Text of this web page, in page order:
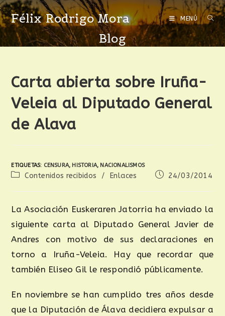
Félix Rodrigo Mora MENÚ
Blog
Carta abierta sobre Iruña-
Veleia al Diputado General
de Alava
ETIQUETAS: CENSURA, HISTORIA, NACIONALISMOS
Contenidos recibidos / Enlaces 24/03/2014
La Asociación Euskeraren Jatorria ha enviado la
siguiente carta al Diputado General Javier de
Andres con motivo de sus declaraciones en
torno a Iruña-Veleia. Hay que recordar que
también Eliseo Gil le respondió públicamente.
En noviembre se han cumplido tres años desde
que la Diputación de Álava decidiera expulsar a